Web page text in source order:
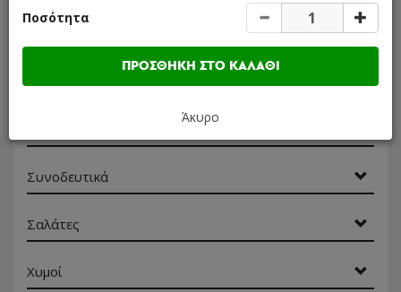
Μερίδες
Συνοδευτικά
Σαλάτες
Χυμοί
Ποσότητα
ΠΡΟΣΘΗΚΗ ΣΤΟ ΚΑΛΑΘΙ
Άκυρο